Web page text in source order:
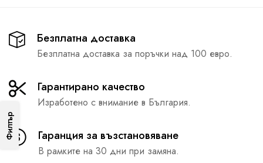
Филтър
Безплатна доставка
Безплатна доставка за поръчки над 100 евро.
Гарантирано качество
Изработено с внимание в България.
Гаранция за възстановяване
В рамките на 30 дни при замяна.